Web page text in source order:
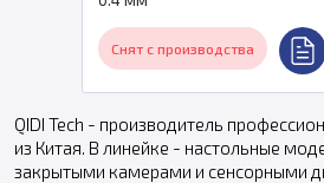
Снят с производства
QIDI Tech - производитель
из Китая. В линейке - настольные
закрытыми камерами и сенсорными